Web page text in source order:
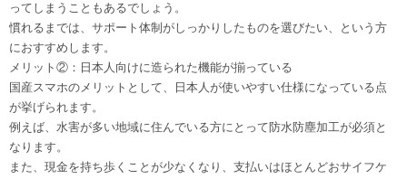
ってしまうこともあるでしょう。
慣れるまでは、サポート体制がしっかりしたものを選びたい、という方
におすすめします。
メリット②：日本人向けに造られた機能が揃っている
国産スマホのメリットとして、日本人が使いやすい仕様になっている点
が挙げられます。
例えば、水害が多い地域に住んでいる方にとって防水防塵加工が必須と
なります。
また、現金を持ち歩くことが少なくなり、支払いはほとんどおサイフケ